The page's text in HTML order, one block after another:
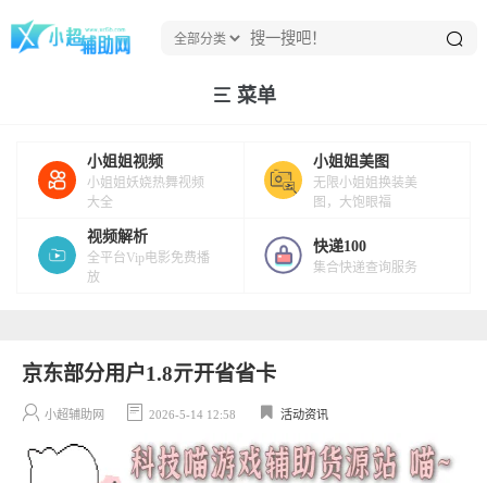
菜单
小姐姐视频
小姐姐妖娆热舞视频
大全
小姐姐美图
无限小姐姐换装美
图，大饱眼福
视频解析
全平台Vip电影免费播
放
快递100
集合快递查询服务
京东部分用户1.8亓开省省卡
小超辅助网 2026-5-14 12:58 活动资讯